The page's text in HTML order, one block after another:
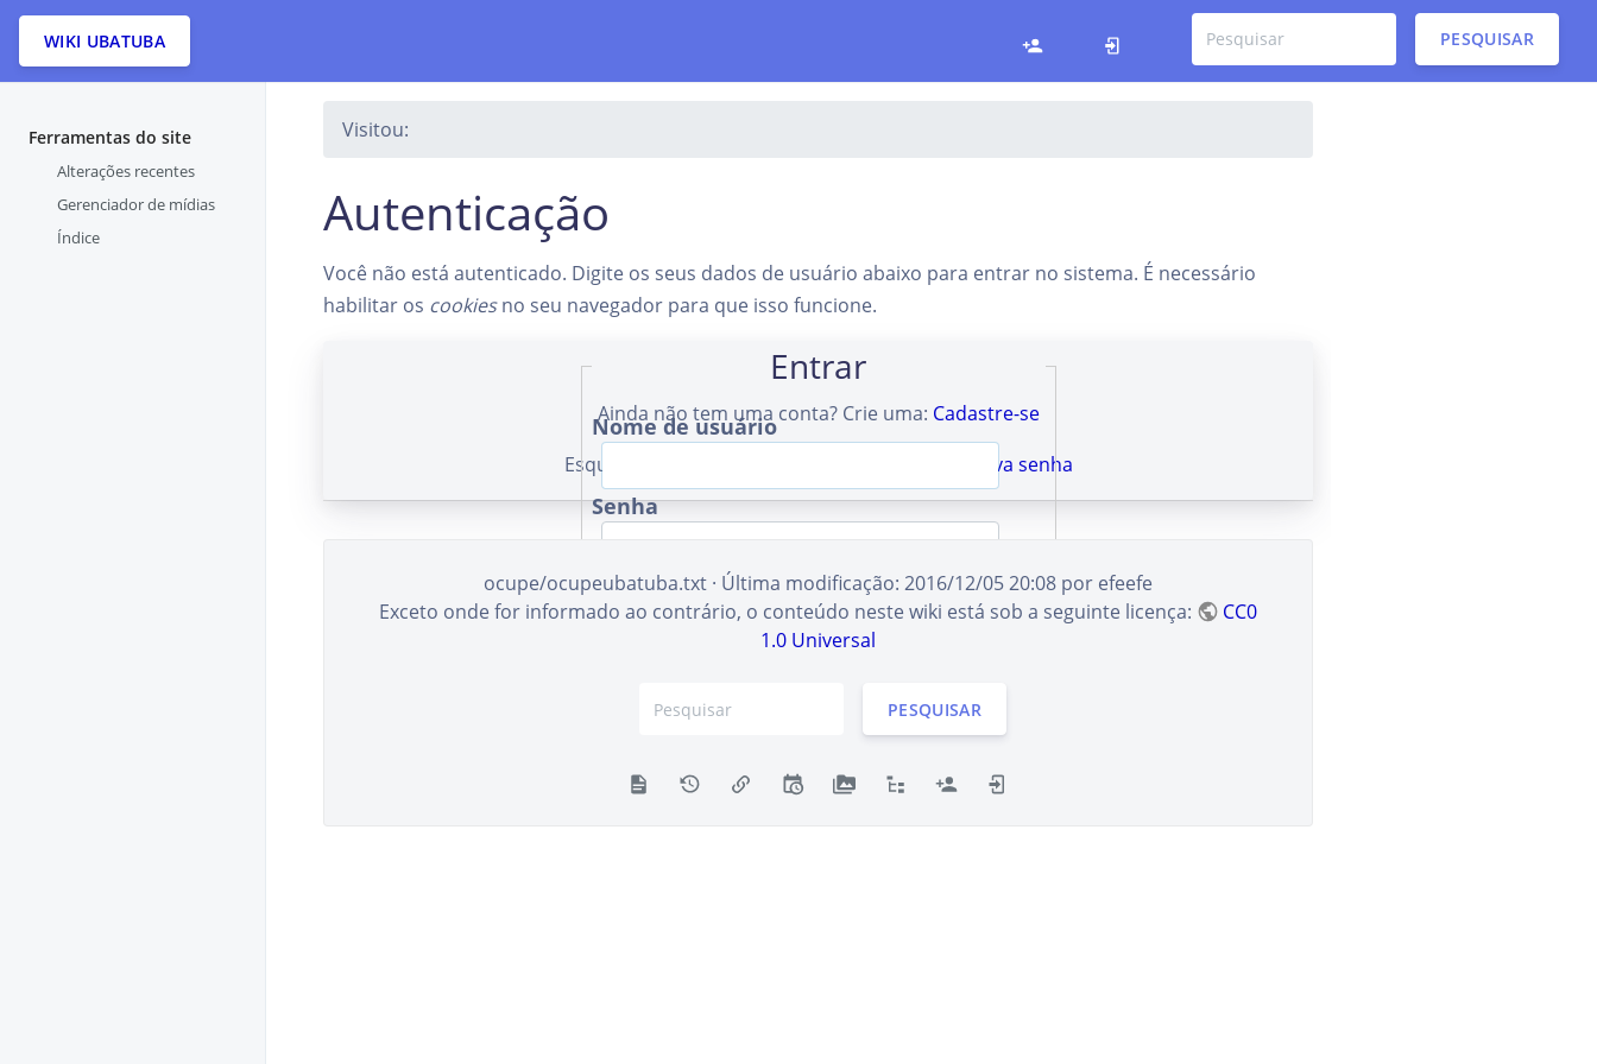
WIKI UBATUBA PESQUISAR
Ferramentas do site
Alterações recentes
Gerenciador de mídias
Índice
Visitou:
Autenticação
Você não está autenticado. Digite os seus dados de usuário abaixo para entrar no sistema. É necessário
habilitar os cookiesno seu navegador para que isso funcione.
Entrar
Nome de usuário
Senha
Lembre-se de mim
Ainda não tem uma conta? Crie uma: Cadastre-se
Esqueceu sua senha? Solicite outra:
Definir a nova senha
ocupe/ocupeubatuba.txt · Última modificação: 2016/12/05 20:08 por efeefe
Exceto onde for informado ao contrário, o conteúdo neste wiki está sob a seguinte licença:
CC0
1.0 Universal
PESQUISAR